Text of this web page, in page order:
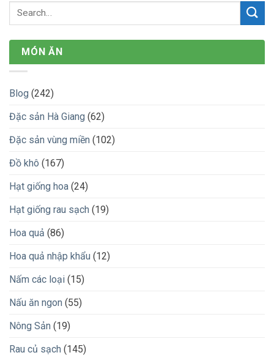
MÓN ĂN
Blog (242)
Đặc sản Hà Giang (62)
Đặc sản vùng miền (102)
Đồ khô (167)
Hạt giống hoa (24)
Hạt giống rau sạch (19)
Hoa quả (86)
Hoa quả nhập khẩu (12)
Nấm các loại (15)
Nấu ăn ngon (55)
Nông Sản (19)
Rau củ sạch (145)